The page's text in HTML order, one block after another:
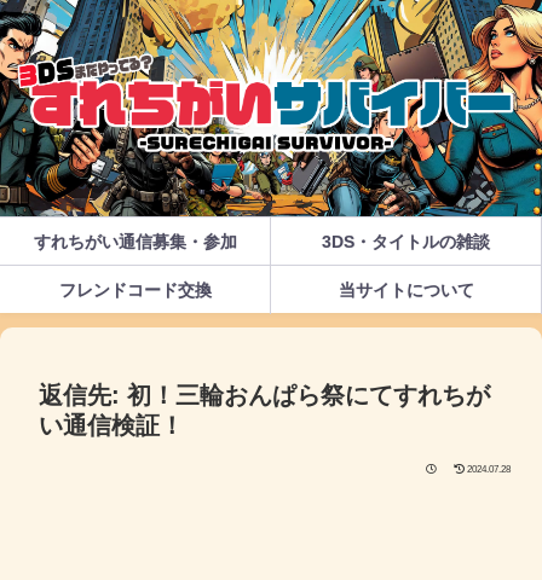
すれちがい通信募集・参加 3DS・タイトルの雑談
フレンドコード交換 当サイトについて
返信先: 初！三輪おんぱら祭にてすれちが
い通信検証！
2024.07.28